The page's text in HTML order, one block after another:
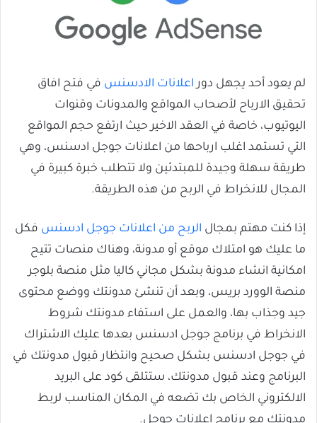
لم يعود أحد يجهل دور اعلانات الادسنس في فتح افاق
تحقيق الارباح لأصحاب المواقع والمدونات وقنوات
اليوتيوب، خاصة في العقد الاخير حيث ارتفع حجم المواقع
التي تستمد اغلب ارباحها من اعلانات جوجل ادسنس، وهي
طريقة سهلة وجيدة للمبتدئين ولا تتطلب خبرة كبيرة في
المجال للانخراط في الربح من هذه الطريقة.
إذا كنت مهتم بمجال الربح من اعلانات جوجل ادسنس فكل
ما عليك هو امتلاك موقع أو مدونة، وهناك منصات تتيح
امكانية انشاء مدونة بشكل مجاني كاليا مثل منصة بلوجر
منصة الوورد بريس، وبعد أن تنشئ مدونتك ووضع محتوى
جيد وجذاب بها، والعمل على استفاء مدونتك شروط
الانخراط في برنامج جوجل ادسنس بعدها عليك الاشتراك
في جوجل ادسنس بشكل صحيح وانتظار قبول مدونتك في
البرنامج وعند قبول مدونتك، ستتلقى كود على البريد
الالكتروني الخاص بك تضعه في المكان المناسب لربط
مدونتك مع برنامج اعلانات جوجل.